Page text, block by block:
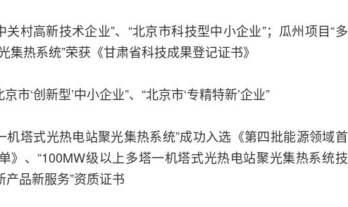
村高新技术企业”、“北京市科技型中小企业”；瓜州项目“多
集热系统”荣获《甘肃省科技成果登记证书》
市‘创新型’中小企业”、“北京市‘专精特新’企业”
机塔式光热电站聚光集热系统”成功入选《第四批能源领域首
》、“100MW级以上多塔一机塔式光热电站聚光集热系统技
产品新服务”资质证书